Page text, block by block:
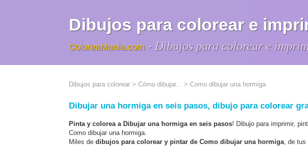
Dibujos para colorear e
ColoreaMania.com - Dibujos para colorear e
Dibujos para colorear > Cómo dibujar... > Como dibujar una hormiga
Dibujar una hormiga en seis pasos, dibujo para colorear
Pinta y colorea a Dibujar una hormiga en seis pasos! Dibujo para imprimir,
Como dibujar una hormiga.
Miles de dibujos para colorear y pintar de Como dibujar una hormiga, de tus